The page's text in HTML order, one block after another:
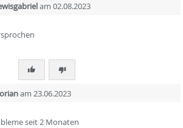
am 02.08.2023
am 23.06.2023
seit 2 Monaten